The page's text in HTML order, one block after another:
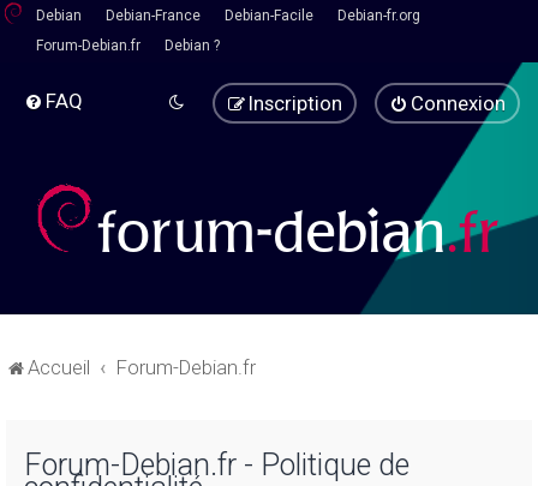
Debian Debian-France Debian-Facile
Debian-fr.org
Forum-Debian.fr
Debian ?
FAQ Connexion
Inscription
Accueil Forum-Debian.fr
Forum-Debian.fr - Politique de